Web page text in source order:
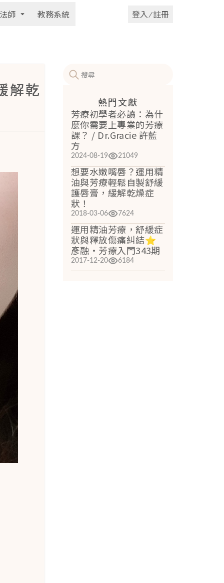
師 教務系統 登入 ⁄ 註冊
解乾
熱門文獻
芳療初學者必讀：為什
麼你需要上專業的芳療
課？ / Dr.Gracie 許藍
方
2024-08-19 21049
想要水嫩嘴唇？運用精
油與芳療輕鬆自製舒緩
護唇膏，緩解乾燥症
狀！
2018-03-06 7624
運用精油芳療，舒緩症
狀與釋放傷痛糾結⭐
彥融‧芳療入門343期
2017-12-20 6184